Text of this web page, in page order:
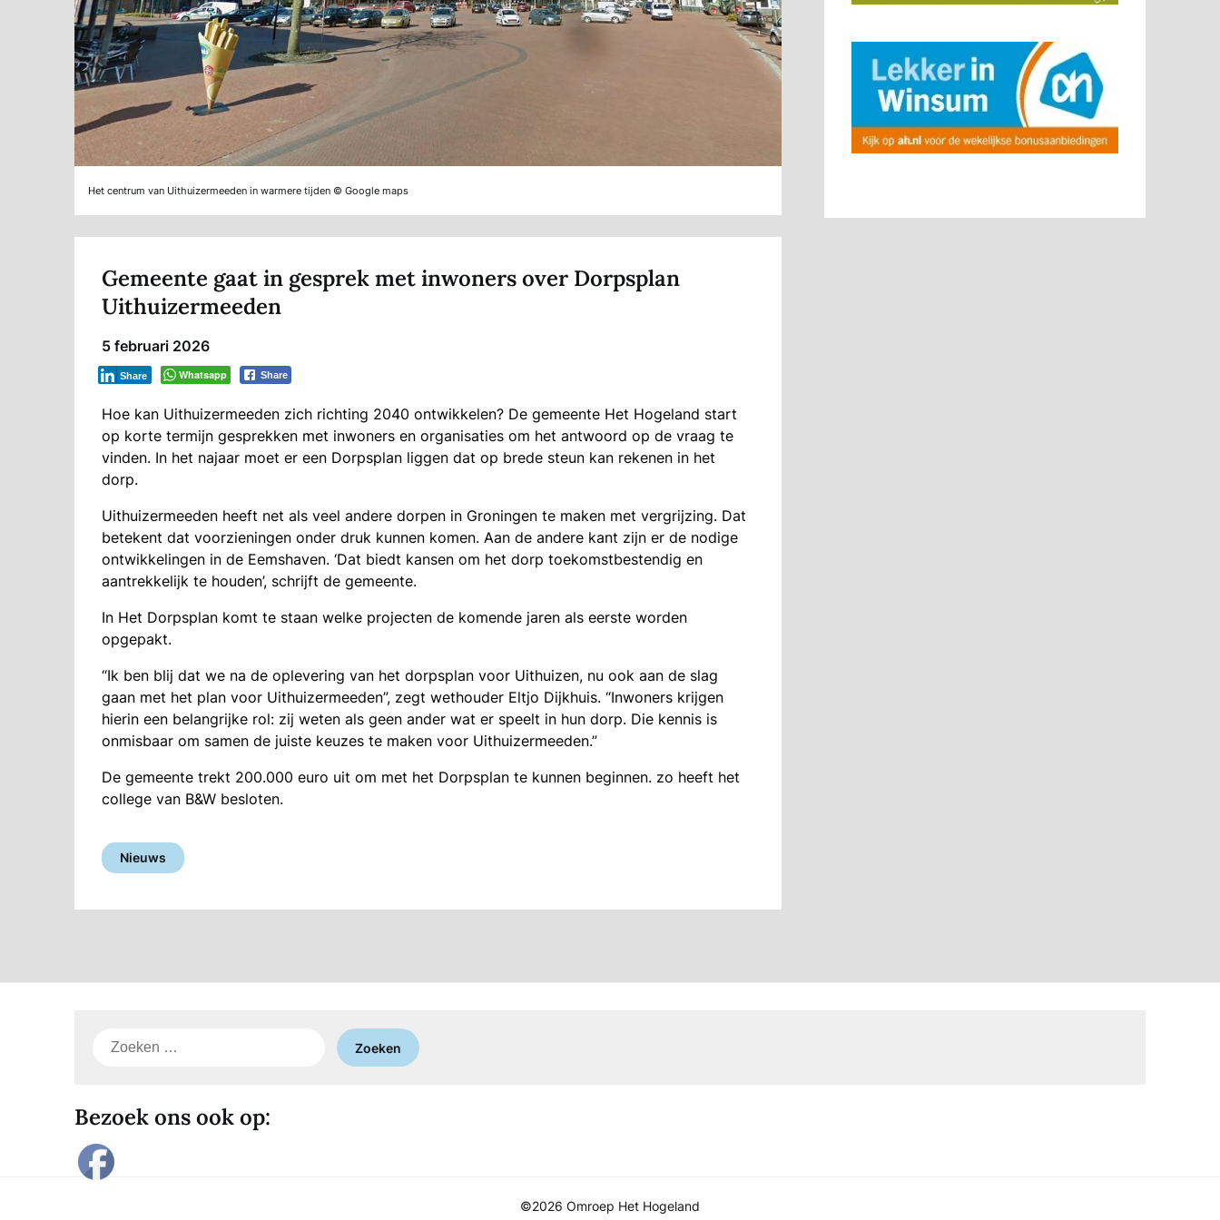
Het centrum van Uithuizermeeden in warmere tijden © Google maps
Gemeente gaat in gesprek met inwoners over Dorpsplan
Uithuizermeeden
5 februari 2026
Whatsapp Share
Share
Hoe kan Uithuizermeeden zich richting 2040 ontwikkelen? De gemeente Het Hogeland start
op korte termijn gesprekken met inwoners en organisaties om het antwoord op de vraag te
vinden. In het najaar moet er een Dorpsplan liggen dat op brede steun kan rekenen in het
dorp.
Uithuizermeeden heeft net als veel andere dorpen in Groningen te maken met vergrijzing. Dat
betekent dat voorzieningen onder druk kunnen komen. Aan de andere kant zijn er de nodige
ontwikkelingen in de Eemshaven. ‘Dat biedt kansen om het dorp toekomstbestendig en
aantrekkelijk te houden’, schrijft de gemeente.
In Het Dorpsplan komt te staan welke projecten de komende jaren als eerste worden
opgepakt.
“Ik ben blij dat we na de oplevering van het dorpsplan voor Uithuizen, nu ook aan de slag
gaan met het plan voor Uithuizermeeden”, zegt wethouder Eltjo Dijkhuis. “Inwoners krijgen
hierin een belangrijke rol: zij weten als geen ander wat er speelt in hun dorp. Die kennis is
onmisbaar om samen de juiste keuzes te maken voor Uithuizermeeden.”
De gemeente trekt 200.000 euro uit om met het Dorpsplan te kunnen beginnen. zo heeft het
college van B&W besloten.
Nieuws
Zoeken
Bezoek ons ook op:
©2026 Omroep Het Hogeland